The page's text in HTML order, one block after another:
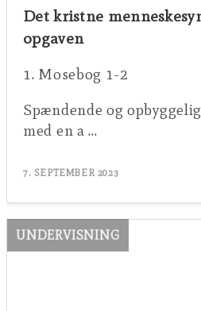
Det kristne
opgaven
1. Mosebog 1-2
Spændende og
med en a …
7. SEPTEMBER 2023
UNDERVISNING